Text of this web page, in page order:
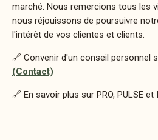
marché. Nous remercions tous les
nous réjouissons de poursuivre
l'intérêt de vos clientes et clients.
🔗 Convenir d'un conseil personnel
(Contact)
🔗 En savoir plus sur PRO, PULSE et